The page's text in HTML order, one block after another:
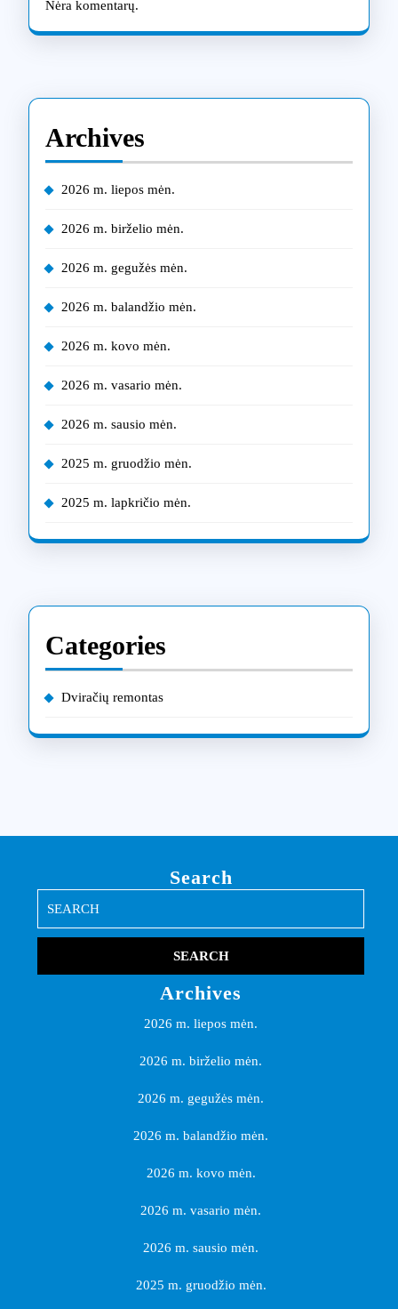
Nėra komentarų.
Archives
2026 m. liepos mėn.
2026 m. birželio mėn.
2026 m. gegužės mėn.
2026 m. balandžio mėn.
2026 m. kovo mėn.
2026 m. vasario mėn.
2026 m. sausio mėn.
2025 m. gruodžio mėn.
2025 m. lapkričio mėn.
Categories
Dviračių remontas
Search
for:
Archives
2026 m. liepos mėn.
2026 m. birželio mėn.
2026 m. gegužės mėn.
2026 m. balandžio mėn.
2026 m. kovo mėn.
2026 m. vasario mėn.
2026 m. sausio mėn.
2025 m. gruodžio mėn.